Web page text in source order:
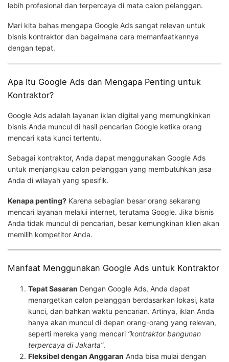
lebih profesional dan terpercaya di mata calon pelanggan.
Mari kita bahas mengapa Google Ads sangat relevan untuk
bisnis kontraktor dan bagaimana cara memanfaatkannya
dengan tepat.
Apa Itu Google Ads dan Mengapa Penting untuk
Kontraktor?
Google Ads adalah layanan iklan digital yang memungkinkan
bisnis Anda muncul di hasil pencarian Google ketika orang
mencari kata kunci tertentu.
Sebagai kontraktor, Anda dapat menggunakan Google Ads
untuk menjangkau calon pelanggan yang membutuhkan jasa
Anda di wilayah yang spesifik.
Kenapa penting? Karena sebagian besar orang sekarang
mencari layanan melalui internet, terutama Google. Jika bisnis
Anda tidak muncul di pencarian, besar kemungkinan klien akan
memilih kompetitor Anda.
Manfaat Menggunakan Google Ads untuk Kontraktor
Tepat Sasaran Dengan Google Ads, Anda dapat
menargetkan calon pelanggan berdasarkan lokasi, kata
kunci, dan bahkan waktu pencarian. Artinya, iklan Anda
hanya akan muncul di depan orang-orang yang relevan,
seperti mereka yang mencari “kontraktor bangunan
terpercaya di Jakarta”.
Fleksibel dengan Anggaran Anda bisa mulai dengan